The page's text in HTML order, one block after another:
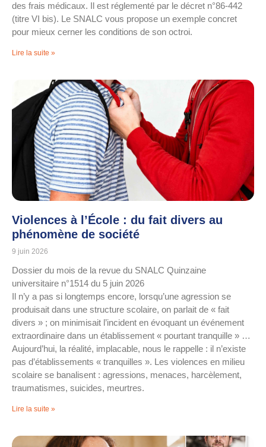
des frais médicaux. Il est réglementé par le décret n°86-442
(titre VI bis). Le SNALC vous propose un exemple concret
pour mieux cerner les conditions de son octroi.
Lire la suite »
Violences à l’École : du fait divers au
phénomène de société
9 juin 2026
Dossier du mois de la revue du SNALC Quinzaine
universitaire n°1514 du 5 juin 2026
Il n’y a pas si longtemps encore, lorsqu’une agression se
produisait dans une structure scolaire, on parlait de « fait
divers » ; on minimisait l’incident en évoquant un événement
extraordinaire dans un établissement « pourtant tranquille » …
Aujourd’hui, la réalité, implacable, nous le rappelle : il n’existe
pas d’établissements « tranquilles ». Les violences en milieu
scolaire se banalisent : agressions, menaces, harcèlement,
traumatismes, suicides, meurtres.
Lire la suite »